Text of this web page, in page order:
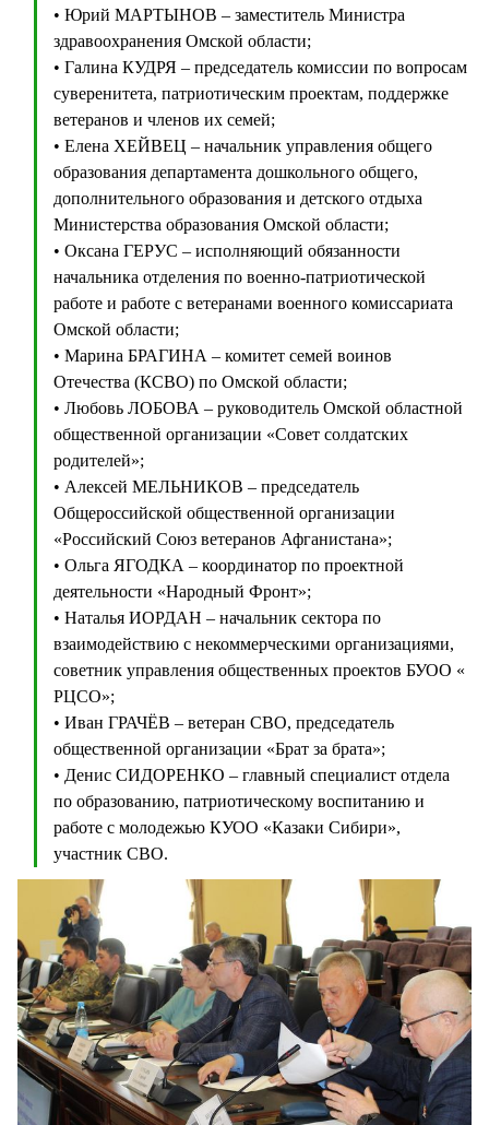
• Юрий МАРТЫНОВ – заместитель Министра
здравоохранения Омской области;
• Галина КУДРЯ – председатель комиссии по вопросам
суверенитета, патриотическим проектам, поддержке
ветеранов и членов их семей;
• Елена ХЕЙВЕЦ – начальник управления общего
образования департамента дошкольного общего,
дополнительного образования и детского отдыха
Министерства образования Омской области;
• Оксана ГЕРУС – исполняющий обязанности
начальника отделения по военно-патриотической
работе и работе с ветеранами военного комиссариата
Омской области;
• Марина БРАГИНА – комитет семей воинов
Отечества (КСВО) по Омской области;
• Любовь ЛОБОВА – руководитель Омской областной
общественной организации «Совет солдатских
родителей»;
• Алексей МЕЛЬНИКОВ – председатель
Общероссийской общественной организации
«Российский Союз ветеранов Афганистана»;
• Ольга ЯГОДКА – координатор по проектной
деятельности «Народный Фронт»;
• Наталья ИОРДАН – начальник сектора по
взаимодействию с некоммерческими организациями,
советник управления общественных проектов БУОО «
РЦСО»;
• Иван ГРАЧЁВ – ветеран СВО, председатель
общественной организации «Брат за брата»;
• Денис СИДОРЕНКО – главный специалист отдела
по образованию, патриотическому воспитанию и
работе с молодежью КУОО «Казаки Сибири»,
участник СВО.